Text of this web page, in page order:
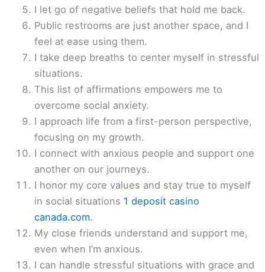
I let go of negative beliefs that hold me back.
Public restrooms are just another space, and I
feel at ease using them.
I take deep breaths to center myself in stressful
situations.
This list of affirmations empowers me to
overcome social anxiety.
I approach life from a first-person perspective,
focusing on my growth.
I connect with anxious people and support one
another on our journeys.
I honor my core values and stay true to myself
in social situations 1 deposit casino
canada.com.
My close friends understand and support me,
even when I’m anxious.
I can handle stressful situations with grace and